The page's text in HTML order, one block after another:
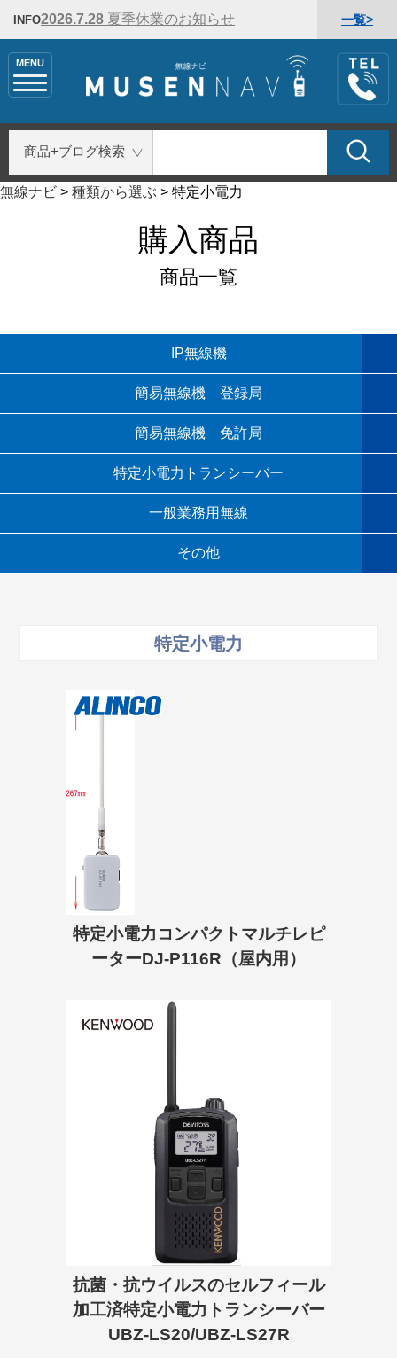
INFO2026.7.28 夏季休業のお知らせ 一覧>
MENU
無線ナビ > 種類から選ぶ > 特定小電力
購入商品
商品一覧
IP無線機
簡易無線機 登録局
簡易無線機 免許局
特定小電力トランシーバー
一般業務用無線
その他
特定小電力
特定小電力コンパクトマルチレピ
ーターDJ-P116R（屋内用）
抗菌・抗ウイルスのセルフィール
加工済特定小電力トランシーバー
UBZ-LS20/UBZ-LS27R